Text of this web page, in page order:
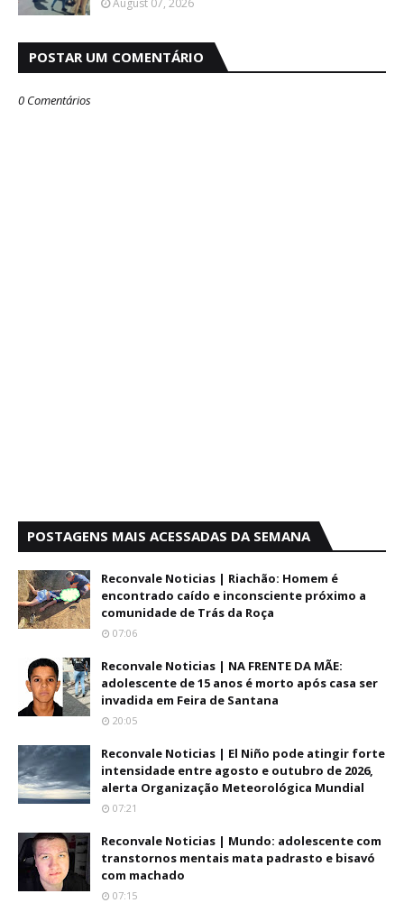
August 07, 2026
POSTAR UM COMENTÁRIO
0 Comentários
POSTAGENS MAIS ACESSADAS DA SEMANA
Reconvale Noticias | Riachão: Homem é
encontrado caído e inconsciente próximo a
comunidade de Trás da Roça
07:06
Reconvale Noticias | NA FRENTE DA MÃE:
adolescente de 15 anos é morto após casa ser
invadida em Feira de Santana
20:05
Reconvale Noticias | El Niño pode atingir forte
intensidade entre agosto e outubro de 2026,
alerta Organização Meteorológica Mundial
07:21
Reconvale Noticias | Mundo: adolescente com
transtornos mentais mata padrasto e bisavó
com machado
07:15